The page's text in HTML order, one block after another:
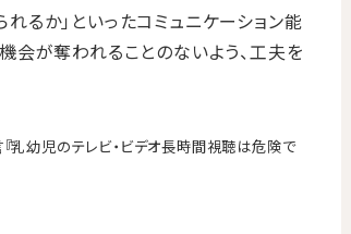
るか」といったコミュニケーション能
会が奪われることのないよう、工夫を
幼児のテレビ・ビデオ長時間視聴は危険で